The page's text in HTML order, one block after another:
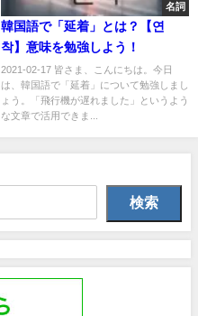
名詞
韓国語で「延着」とは？【연
착】意味を勉強しよう！
2021-02-17 皆さま、こんにちは。今日
は、韓国語で「延着」について勉強しまし
ょう。「飛行機が遅れました」というよう
な文章で活用できま...
検索